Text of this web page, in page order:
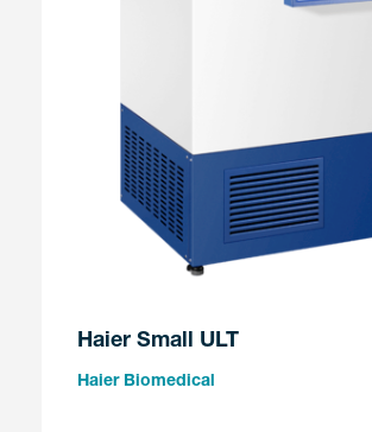
Haier Small ULT
Haier Biomedical